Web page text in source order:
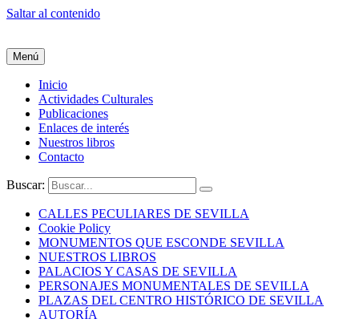
Saltar al contenido
Menú
Inicio
Actividades Culturales
Publicaciones
Enlaces de interés
Nuestros libros
Contacto
Buscar:
CALLES PECULIARES DE SEVILLA
Cookie Policy
MONUMENTOS QUE ESCONDE SEVILLA
NUESTROS LIBROS
PALACIOS Y CASAS DE SEVILLA
PERSONAJES MONUMENTALES DE SEVILLA
PLAZAS DEL CENTRO HISTÓRICO DE SEVILLA
AUTORÍA